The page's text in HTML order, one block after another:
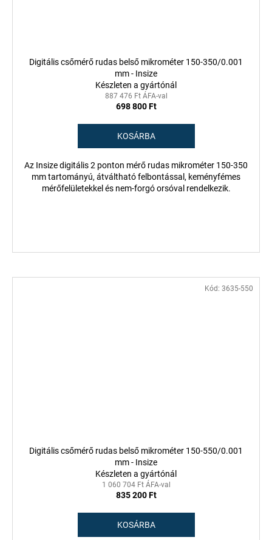
Digitális csőmérő rudas belső mikrométer 150-350/0.001
mm - Insize
Készleten a gyártónál
887 476 Ft ÁFA-val
698 800 Ft
KOSÁRBA
Az Insize digitális 2 ponton mérő rudas mikrométer 150-350
mm tartományú, átváltható felbontással, keményfémes
mérőfelületekkel és nem-forgó orsóval rendelkezik.
Digitális csőmérő rudas belső mikrométer 150-550/0.001
mm - Insize
Készleten a gyártónál
1 060 704 Ft ÁFA-val
835 200 Ft
KOSÁRBA
Kód: 3635-550